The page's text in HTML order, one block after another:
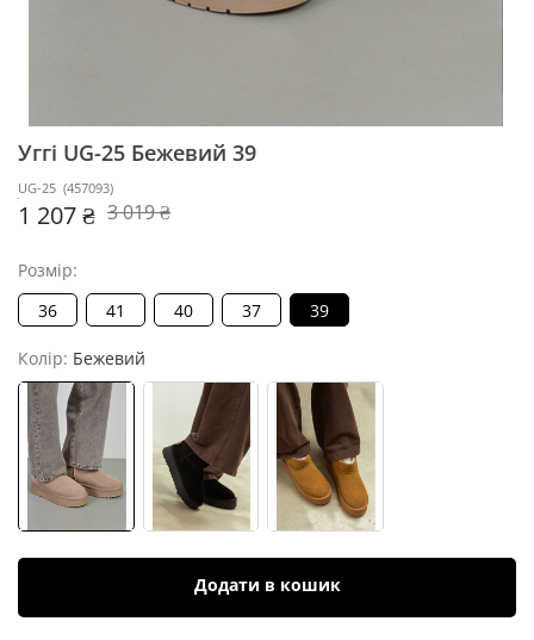
Уггі UG-25 Бежевий 39
UG-25 (457093)
1 207 ₴ 3 019 ₴
Розмір:
36
41 40 37 39
Колір: Бежевий
Додати в кошик